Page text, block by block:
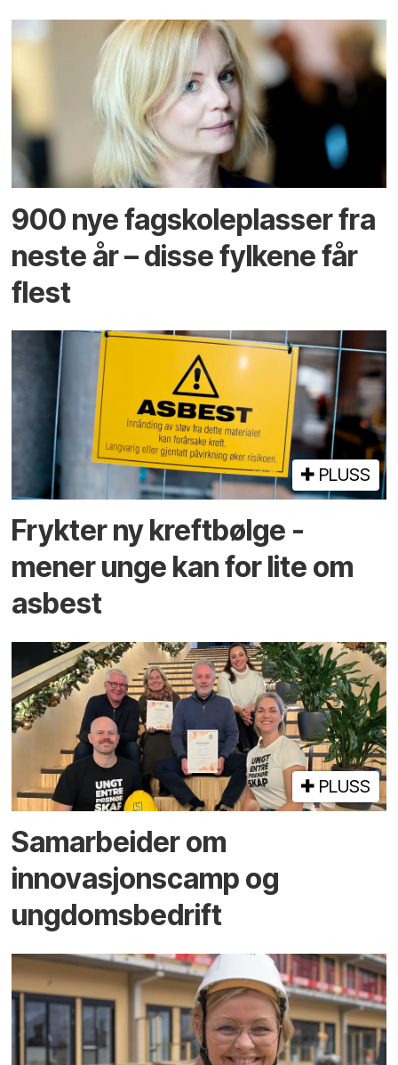
900 nye fagskoleplasser fra
neste år – disse fylkene får
flest
PLUSS
Frykter ny kreftbølge -
mener unge kan for lite om
asbest
PLUSS
Samarbeider om
innovasjons­camp og
ungdoms­bedrift